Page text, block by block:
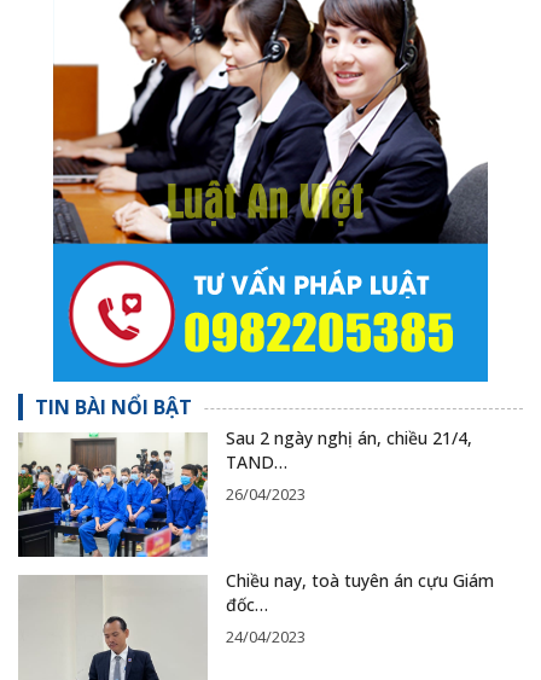
TIN BÀI NỔI BẬT
Sau 2 ngày nghị án, chiều 21/4,
TAND…
26/04/2023
Chiều nay, toà tuyên án cựu Giám
đốc…
24/04/2023